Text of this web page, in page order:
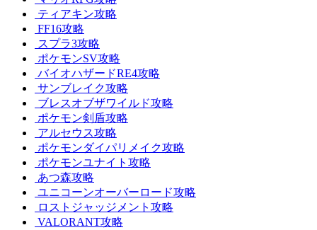
ティアキン攻略
FF16攻略
スプラ3攻略
ポケモンSV攻略
バイオハザードRE4攻略
サンブレイク攻略
ブレスオブザワイルド攻略
ポケモン剣盾攻略
アルセウス攻略
ポケモンダイパリメイク攻略
ポケモンユナイト攻略
あつ森攻略
ユニコーンオーバーロード攻略
ロストジャッジメント攻略
VALORANT攻略